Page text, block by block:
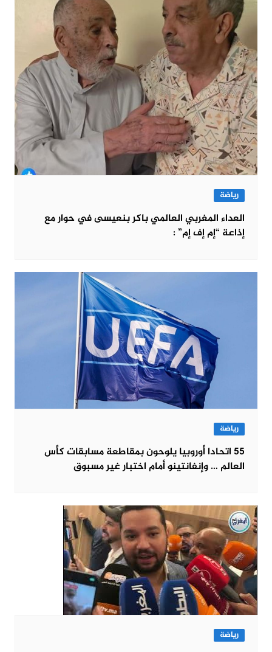
رياضة
العداء المغربي العالمي باكر بنعيسى في حوار مع
إذاعة “إم إف إم” :
رياضة
55 اتحادا أوروبيا يلوحون بمقاطعة مسابقات كأس
العالم … وإنفانتينو أمام اختبار غير مسبوق
رياضة